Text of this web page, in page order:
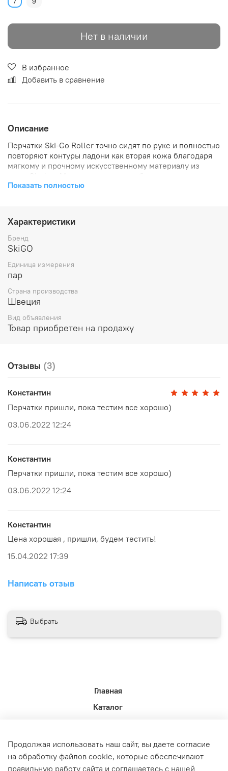
Нет в наличии
В избранное
Добавить в сравнение
Описание
Перчатки Ski-Go Roller точно сидят по руке и полностью
повторяют контуры ладони как вторая кожа благодаря
мягкому и прочному искусственному материалу из
дополнительную защиту кожи кисти руки от
палки при высоких температурах воздуха и
обеспечивают максимальную точность движений.
Закрытые пальцы защищают от ссадин и повреждений
ладони в случае падения. Тыльная сторон сделана из
Особые детали: эластичная манжета
Показать полностью
Характеристики
Бренд
SkiGO
Единица измерения
пар
Страна производства
Швеция
Вид объявления
Товар приобретен на продажу
Отзывы (3)
Константин
Перчатки пришли, пока тестим все хорошо)
03.06.2022 12:24
Константин
Перчатки пришли, пока тестим все хорошо)
03.06.2022 12:24
Константин
Цена хорошая , пришли, будем тестить!
15.04.2022 17:39
Написать отзыв
Выбрать
Главная
Каталог
Доставка
Продолжая использовать наш сайт, вы даете согласие
на обработку файлов cookie, которые обеспечивают
правильную работу сайта и соглашаетесь с нашей